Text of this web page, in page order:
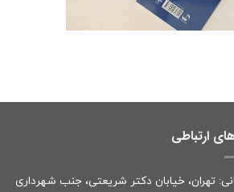
ارتباطی
تهران، خیابان دکتر شریعتی، جنب شهرداری